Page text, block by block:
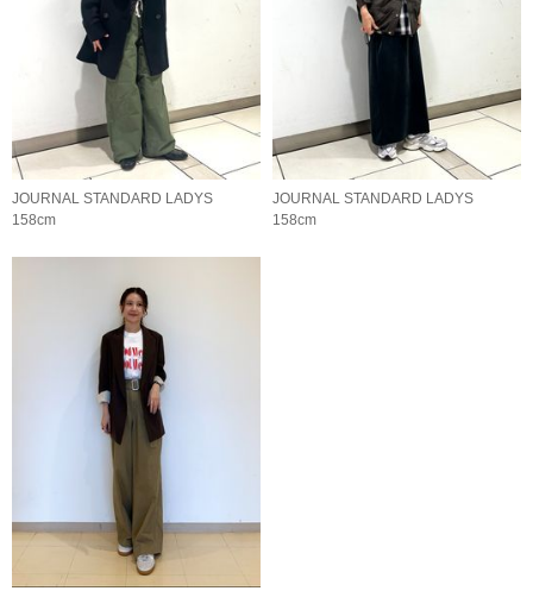
JOURNAL STANDARD LADYS
158cm
JOURNAL STANDARD LADYS
158cm